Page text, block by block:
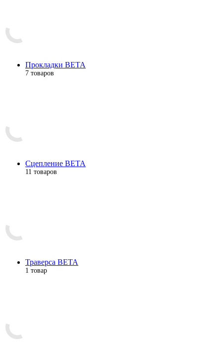
Прокладки BETA
7 товаров
Сцепление BETA
11 товаров
Траверса BETA
1 товар